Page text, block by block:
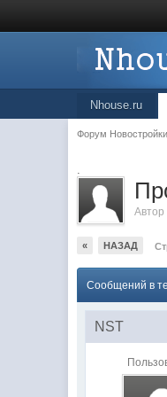
Nhouse.ru
Форум Новостройки
.
Автор
« НАЗАД
Сообщений в
NST